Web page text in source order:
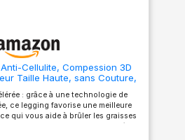
satisfaire. Nos leggings sont
le choix parfait pour la course,
les exercices aérobiques, le
Pilates ou tout entraînement
en salle de sport. Ils sont
Cellulite, Compession 3D
Taille Haute, sans Couture,
pour Course à Pied, Yoga
Pantalon Sport Noir
: grâce à une technologie de
ce legging favorise une meilleure
qui vous aide à brûler les graisses
de la cellulite : le design spécial